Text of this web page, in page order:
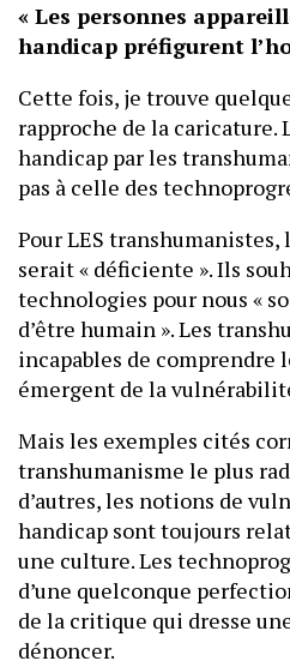
« Les personnes
handicap préfigurent
Cette fois, je trouve
rapproche de la caricature.
handicap par les
pas à celle des
Pour LES
serait « déficiente ». Ils
technologies pour nous «
d’être humain ». Les
incapables de comprendre
émergent de la
Mais les exemples cités
transhumanisme le plus
d’autres, les notions de
handicap sont toujours
une culture. Les
d’une quelconque
de la critique qui dresse
dénoncer.